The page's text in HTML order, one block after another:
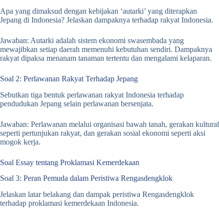
Apa yang dimaksud dengan kebijakan ‘autarki’ yang diterapkan
Jepang di Indonesia? Jelaskan dampaknya terhadap rakyat Indonesia.
Jawaban: Autarki adalah sistem ekonomi swasembada yang
mewajibkan setiap daerah memenuhi kebutuhan sendiri. Dampaknya
rakyat dipaksa menanam tanaman tertentu dan mengalami kelaparan.
Soal 2: Perlawanan Rakyat Terhadap Jepang
Sebutkan tiga bentuk perlawanan rakyat Indonesia terhadap
pendudukan Jepang selain perlawanan bersenjata.
Jawaban: Perlawanan melalui organisasi bawah tanah, gerakan kultural
seperti pertunjukan rakyat, dan gerakan sosial ekonomi seperti aksi
mogok kerja.
Soal Essay tentang Proklamasi Kemerdekaan
Soal 3: Peran Pemuda dalam Peristiwa Rengasdengklok
Jelaskan latar belakang dan dampak peristiwa Rengasdengklok
terhadap proklamasi kemerdekaan Indonesia.